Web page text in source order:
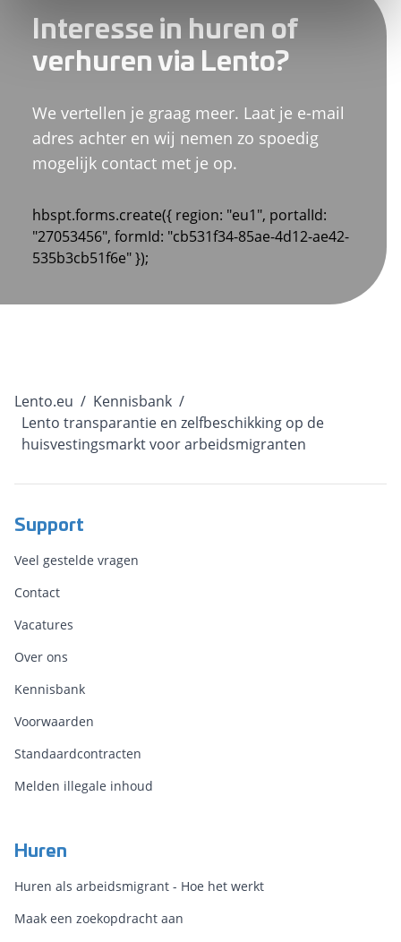
Interesse in huren of
verhuren via Lento?
We vertellen je graag meer. Laat je e-mail
adres achter en wij nemen zo spoedig
mogelijk contact met je op.
hbspt.forms.create({ region: "eu1", portalId:
"27053456", formId: "cb531f34-85ae-4d12-ae42-
535b3cb51f6e" });
Lento.eu / Kennisbank /
Lento transparantie en zelfbeschikking op de
huisvestingsmarkt voor arbeidsmigranten
Support
Veel gestelde vragen
Contact
Vacatures
Over ons
Kennisbank
Voorwaarden
Standaardcontracten
Melden illegale inhoud
Huren
Huren als arbeidsmigrant - Hoe het werkt
Maak een zoekopdracht aan